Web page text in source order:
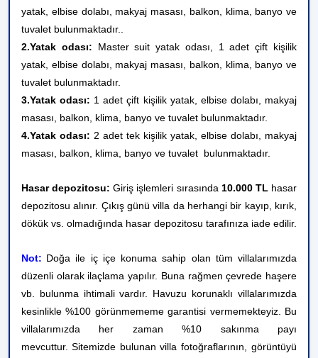
yatak, elbise dolabı, makyaj masası, balkon, klima, banyo ve
tuvalet bulunmaktadır..
2.Yatak odası: Master suit yatak odası, 1 adet çift kişilik
yatak, elbise dolabı, makyaj masası, balkon, klima, banyo ve
tuvalet bulunmaktadır.
3.Yatak odası: 1 adet çift kişilik yatak, elbise dolabı, makyaj
masası, balkon, klima, banyo ve tuvalet bulunmaktadır.
4.Yatak odası: 2 adet tek kişilik yatak, elbise dolabı, makyaj
masası, balkon, klima, banyo ve tuvalet bulunmaktadır.
Hasar depozitosu: Giriş işlemleri sırasında 10.000 TL hasar
depozitosu alınır. Çıkış günü villa da herhangi bir kayıp, kırık,
dökük vs. olmadığında hasar depozitosu tarafınıza iade edilir.
Not: Doğa ile iç içe konuma sahip olan tüm villalarımızda
düzenli olarak ilaçlama yapılır. Buna rağmen çevrede haşere
vb. bulunma ihtimali vardır. Havuzu korunaklı villalarımızda
kesinlikle %100 görünmememe garantisi vermemekteyiz. Bu
villalarımızda her zaman %10 sakınma payı
mevcuttur. Sitemizde bulunan villa fotoğraflarının, görüntüyü